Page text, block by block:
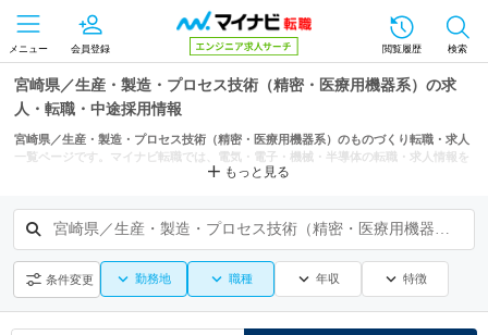
メニュー 会員登録 閲覧履歴 検索
宮崎県／生産・製造・プロセス技術（精密・医療用機器系）の求
人・転職・中途採用情報
宮崎県／生産・製造・プロセス技術（精密・医療用機器系）のものづくり転職・求人
一覧ページです。マイナビ転職では、電気・電子・機械・半導体の転職・求人情報を
宮崎市、都城市などの条件からも探せます。もっと見る
宮崎県／生産・製造・プロセス技術（精密・医療用機器系）
条件変更 勤務地 職種 年収 特徴